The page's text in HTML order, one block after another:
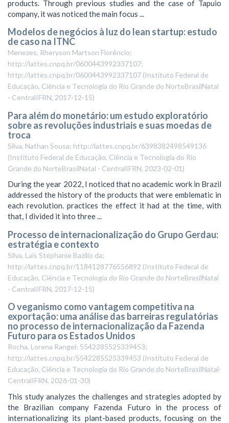
products. Through previous studies and the case of Tapuio
company, it was noticed the main focus ...
Modelos de negócios à luz do lean startup: estudo
de caso na ITNC
Menezes, Rheryson Martson Florêncio;
http://lattes.cnpq.br/0600443992337107;
http://lattes.cnpq.br/0600443992337107 (Instituto Federal de
Educação, Ciência e Tecnologia do Rio Grande do NorteBrasilNatal
- CentralIFRN, 2017-12-15)
Para além do monetário: um estudo exploratório
sobre as revoluções industriais e suas moedas de
troca
Silva, Nathan Sousa; http://lattes.cnpq.br/6398382498549136
(Instituto Federal de Educação, Ciência e Tecnologia do Rio
Grande do NorteBrasilNatal - CentralIFRN, 2023-02-01)
During the year 2022, I noticed that no academic work in Brazil
addressed the history of the products that were emblematic in
each revolution. practices the effect it had at the time, with
that, I divided it into three ...
Processo de internacionalização do Grupo Gerdau:
estratégia e contexto
Silva, Laís Stéphanie Bazílio da;
http://lattes.cnpq.br/1184128776556892 (Instituto Federal de
Educação, Ciência e Tecnologia do Rio Grande do NorteBrasilNatal
- CentralIFRN, 2017-12-15)
O veganismo como vantagem competitiva na
exportação: uma análise das barreiras regulatórias
no processo de internacionalização da Fazenda
Futuro para os Estados Unidos
Rocha, Lorena Rangel; 5542285525339453;
http://lattes.cnpq.br/5542285525339453 (Instituto Federal de
Educação, Ciência e Tecnologia do Rio Grande do NorteBrasilNatal-
CentralIFRN, 2026-01-30)
This study analyzes the challenges and strategies adopted by
the Brazilian company Fazenda Futuro in the process of
internationalizing its plant-based products, focusing on the